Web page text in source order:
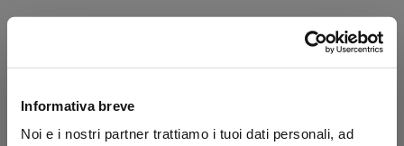
Informativa breve
Noi e i nostri partner trattiamo i tuoi dati personali, ad